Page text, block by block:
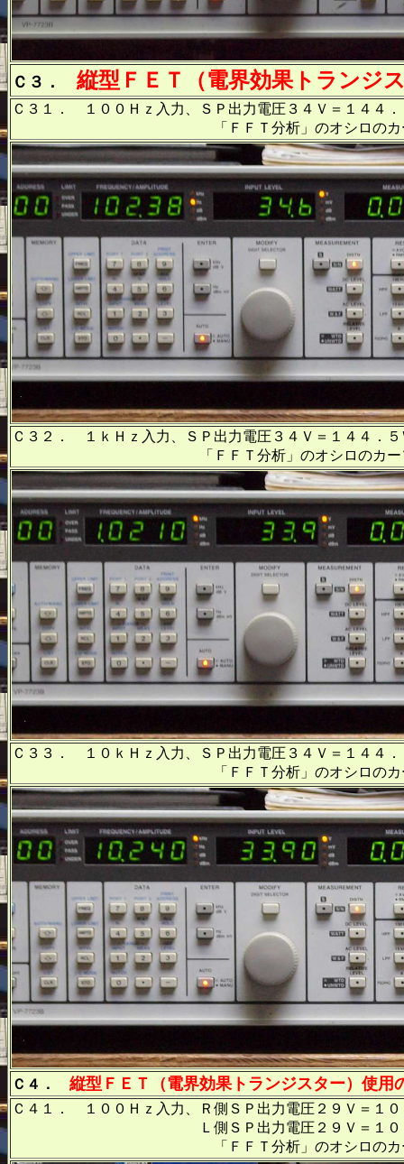
Ｃ３． 縦型ＦＥＴ（電界効果トランジ
Ｃ３１． １００Ｈｚ入力、ＳＰ出力電圧３４Ｖ＝１４４
「ＦＦＴ分析」のオシロのカーソル周波
Ｃ３２． １ｋＨｚ入力、ＳＰ出力電圧３４Ｖ＝１４４．
「ＦＦＴ分析」のオシロのカーソル周波数
Ｃ３３． １０ｋＨｚ入力、ＳＰ出力電圧３４Ｖ＝１４４
「ＦＦＴ分析」のオシロのカーソル周波
Ｃ４． 縦型ＦＥＴ（電界効果トランジスター）使用
Ｃ４１． １００Ｈｚ入力、Ｒ側ＳＰ出力電圧２９Ｖ＝１
Ｌ側ＳＰ出力電圧２９Ｖ＝１０５Ｗ出力
「ＦＦＴ分析」のオシロのカーソル周波